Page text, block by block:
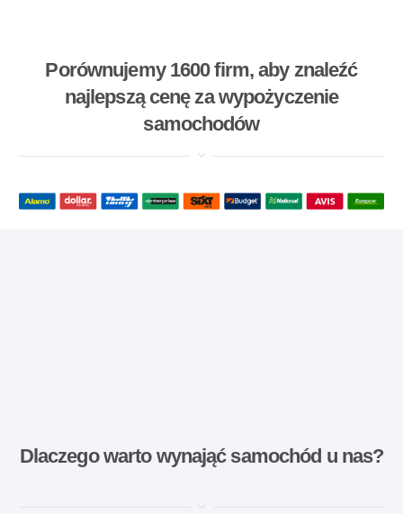
Porównujemy 1600 firm, aby znaleźć
najlepszą cenę za wypożyczenie
samochodów
Dlaczego warto wynająć samochód u nas?